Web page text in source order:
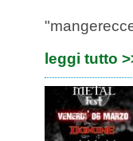
leggi tutto